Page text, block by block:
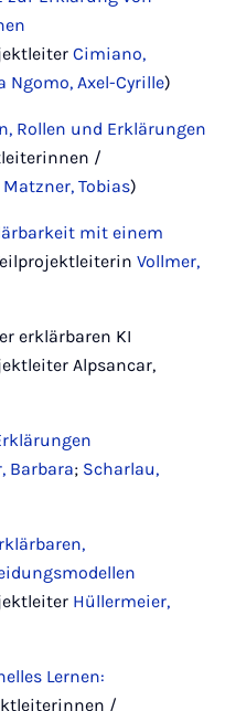
Cimiano,
Ngomo, Axel-Cyrille)
Rollen und Erklärungen
/
Matzner, Tobias)
mit einem
Vollmer,
erklärbaren KI
Alpsancar,
Barbara; Scharlau,
Hüllermeier,
Lernen:
/